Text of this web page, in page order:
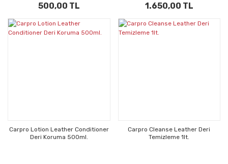
500,00 TL 1.650,00 TL
Carpro Lotion Leather Conditioner
Deri Koruma 500ml.
Carpro Cleanse Leather Deri
Temizleme 1lt.